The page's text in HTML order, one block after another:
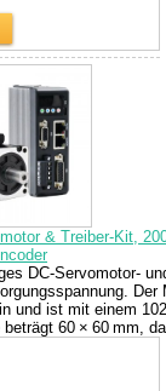
& Treiber-Kit,
DC-Servomotor-
und ist mit einem
beträgt 60 × 60 mm,